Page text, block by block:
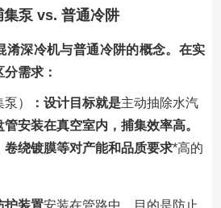
泵 vs. 普通冷阱
淆深冷机与普通冷阱的概念。在实
需求：
） ：设计目标就是主动抽除水汽
管安装在真空室内，捕集效率高。
卷绕镀膜等对产能和品质要求*高的
护装置安装在管路中，目的是防止